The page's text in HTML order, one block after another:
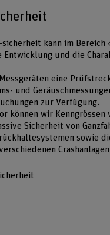
sicherheit kann im
und die
eine
und
zur Verfügung.
können wir Kenngrössen
Sicherheit von
sowie